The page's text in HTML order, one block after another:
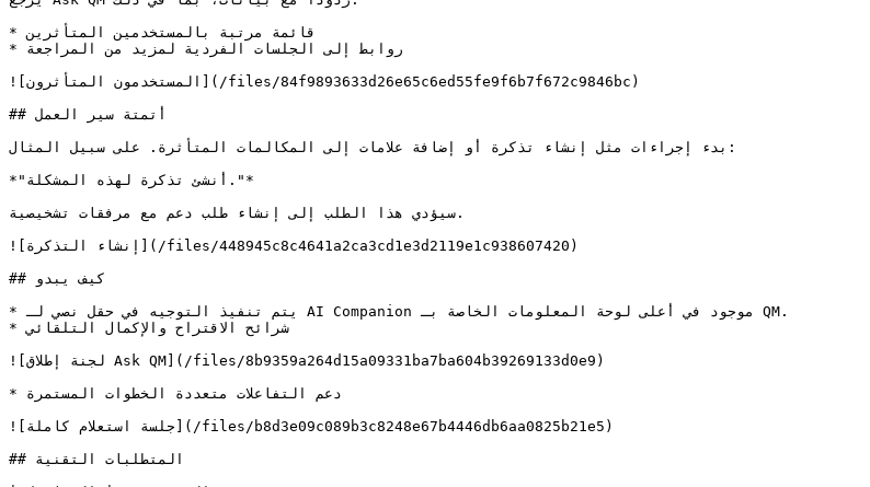
* قائمة مرتبة بالمستخدمين المتأثرين
* روابط إلى الجلسات الفردية لمزيد من المراجعة
![المستخدمون المتأثرون](/files/84f9893633d26e65c6ed55fe9f6b7f672c9846bc)
## أتمتة سير العمل
بدء إجراءات مثل إنشاء تذكرة أو إضافة علامات إلى المكالمات المتأثرة. على سبيل المثال:
*"أنشئ تذكرة لهذه المشكلة."*
سيؤدي هذا الطلب إلى إنشاء طلب دعم مع مرفقات تشخيصية.
![إنشاء التذكرة](/files/448945c8c4641a2ca3cd1e3d2119e1c938607420)
## كيف يبدو
* يتم تنفيذ التوجيه في حقل نصي لـ AI Companion موجود في أعلى لوحة المعلومات الخاصة بـ QM.
* شرائح الاقتراح والإكمال التلقائي
![لجنة إطلاق Ask QM](/files/8b9359a264d15a09331ba7ba604b39269133d0e9)
* دعم التفاعلات متعددة الخطوات المستمرة
![جلسة استعلام كاملة](/files/b8d3e09c089b3c8248e67b4446db6aa0825b21e5)
## المتطلبات التقنية